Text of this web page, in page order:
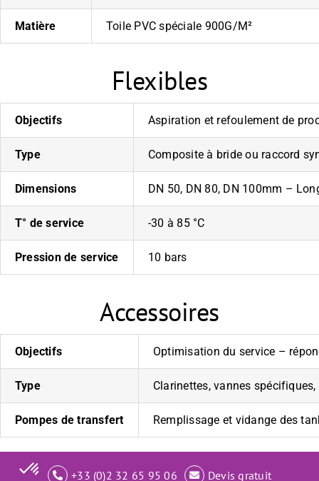
+33 (0)2 32 65 95 06 Devis gratuit
Matière Toile PVC spéciale 900G/M²
Flexibles
Objectifs Aspiration et refoulement de
Type Composite à bride ou raccord
Dimensions DN 50, DN 80, DN 100mm –
T° de service -30 à 85 °C
Pression de service 10 bars
Accessoires
Objectifs Optimisation du service –
Type Clarinettes, vannes
Pompes de transfert Remplissage et vidange des
© Mobitank | Tous droits réservés | Mentions légales